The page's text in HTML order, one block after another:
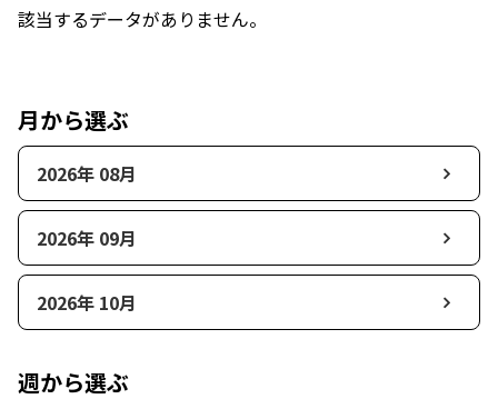
該当するデータがありません。
月から選ぶ
2026年 08月
2026年 09月
2026年 10月
週から選ぶ